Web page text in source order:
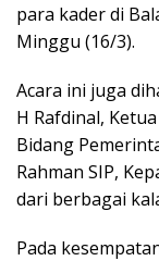
para kader di
Minggu (16/3).
Acara ini juga
H Rafdinal,
Bidang
Rahman SIP,
dari berbagai
Pada